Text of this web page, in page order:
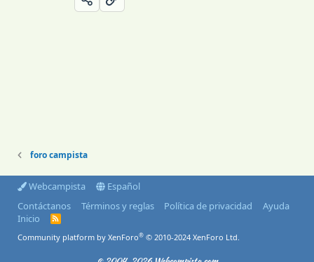
foro campista
Webcampista
Español
Contáctanos
Términos y reglas Política de privacidad
Ayuda
Inicio
R
S
Community platform by XenForo® © 2010-2024 XenForo Ltd.